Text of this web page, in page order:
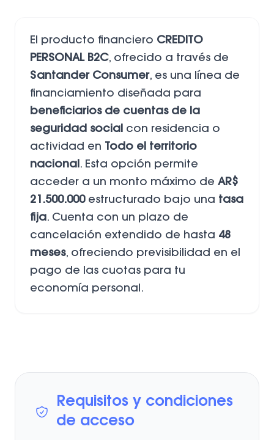
El producto financiero CREDITO
PERSONAL B2C, ofrecido a través de
Santander Consumer, es una línea de
financiamiento diseñada para
beneficiarios de cuentas de la
seguridad social con residencia o
actividad en
Todo el territorio
nacional . Esta opción permite
acceder a un monto máximo de AR$
21.500.000estructurado bajo una tasa
fija. Cuenta con un plazo de
cancelación extendido de hasta 48
meses, ofreciendo previsibilidad en el
pago de las cuotas para tu
economía personal.
Requisitos y condiciones
de acceso